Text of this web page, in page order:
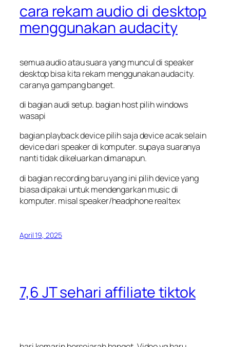
cara rekam audio di desktop
menggunakan audacity
semua audio atau suara yang muncul di speaker
desktop bisa kita rekam menggunakan audacity.
caranya gampang banget.
di bagian audi setup. bagian host pilih windows
wasapi
bagian playback device pilih saja device acak selain
device dari speaker di komputer. supaya suaranya
nanti tidak dikeluarkan dimanapun.
di bagian recording baru yang ini pilih device yang
biasa dipakai untuk mendengarkan music di
komputer. misal speaker/headphone realtex
April 19, 2025
7,6 JT sehari affiliate tiktok